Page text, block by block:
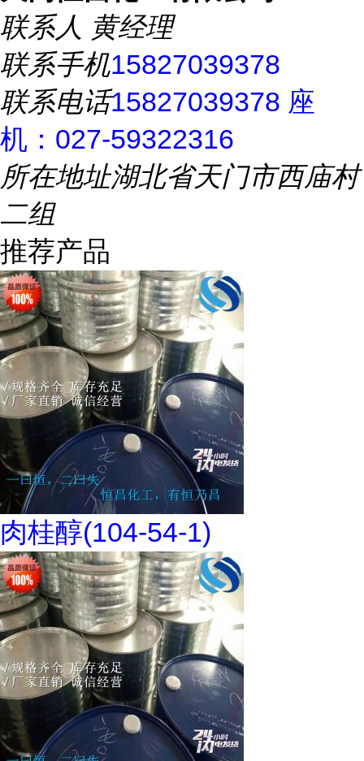
联系人 黄经理
联系手机15827039378
联系电话15827039378 座
机：027-59322316
所在地址湖北省天门市西庙村
二组
推荐产品
肉桂醇(104-54-1)